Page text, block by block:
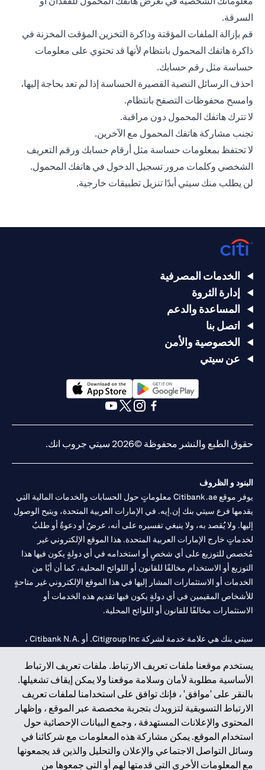
السرقة.
قم بإزالة الملفات المؤقتة وذاكرة التخزين المؤقت المخزنة في
ذاكرة هاتفك المحمول بانتظام لأنها قد تحتوي على معلومات
حساسة مثل رقم حسابك.
احذف الرسائل النصية القصيرة الحساسة إذا لم تعد بحاجة إليها،
وامسح محفوظات التصفح بانتظام.
لا تترك هاتفك المحمول دون مراقبة.
تجنب مشاركة هاتفك المحمول مع الآخرين.
لا تحتفظ بمعلومات حساسة مثل أرقام حسابك ورقم التعريف
الشخصي وكلمات مرور تسجيل الدخول في هاتفك المحمول.
لن يطلب منك سيتي أبدًا تنزيل تطبيقات خارجية.
يستخدم موقعنا ملفات تعريف الارتباط. ملفات تعريف الارتباط
الأساسية مطلوبة لأمان وسلامة موقعنا ولا يمكن إيقاف تشغيلها.
بالنقر على 'موافق' ، فإنك توافق على استخدامنا لملفات تعريف
الارتباط التسويقية لتزويدك بتجربة مخصصة عبر الموقع ، وإظهار
المحتوى والإعلانات المستهدفة ، وجمع البيانات الإحصائية حول
استخدام الموقع. يمكن مشاركة هذه المعلومات مع شركائنا في
وسائل التواصل الاجتماعي والإعلان والتحليل والذين قد يجمعونها
مع المعلومات الأخرى التي قدمتها لهم أو التي جمعوها من
الخدمات المصرفية
إدارة الثروة
المساعدة والدعم
اتصل بنا
الخصوصية والأمن
عن سيتي
opens in a new tab
opens in a new tab
حقوق الطبع والنشر محفوظة ©2026 سيتي جروب انك.
البنود و الظروف
يوفر موقع Citibank.ae معلوماتٍ حول الحسابات والخدمات المالية التي
يقدمها فرع سيتي بنك إن.إيه. في الإمارات العربية المتحدة، ويتيح الوصول
إليها. ولا يُقصد به، ولا ينبغي تفسيره على أنه، عرضٌ أو دعوةٌ أو طلبٌ
لخدماتٍ خارج الإمارات العربية المتحدة. هذا الموقع الإلكتروني غير
مُخصص للتوزيع على أي شخصٍ أو استخدامه في أي دولةٍ يكون فيها هذا
التوزيع أو الاستخدام مخالفًا للقانون أو اللوائح المحلية، كما أن أيًا من
الخدمات أو الاستثمارات المشار إليها في هذا الموقع الإلكتروني غير متاحةٍ
للأشخاص المقيمين في أي دولةٍ يكون فيها تقديم هذه الخدمات أو
الاستثمارات مخالفًا للقانون أو اللوائح المحلية.
سيتي بنك هي علامة خدمة لشركة Citigroup Inc. أو .Citibank N.A ،
سيتي بنك إن. إيه. الإمارات مسجل لدى مصرف الإمارات المركزي تحت
أرقام التراخيص 202563 لفرع الوصل في دبي، 531989 لفرع مول
الإمارات في دبي، و CN-1002019 لفرع أبوظبي. هاتف: 4000 311 04.
فرع سيتي بنك إن إيه - الإمارات العربية المتحدة مرخص من مصرف
الإمارات العربية المتحدة المركزي كفرع لبنك أجنبي.
سيتي بنك إن إيه الإمارات العربية المتحدة مرخص من هيئة الأوراق المالية
والسلع في الإمارات العربية المتحدة ("SCA") للقيام بالنشاط المالي لـ أ)